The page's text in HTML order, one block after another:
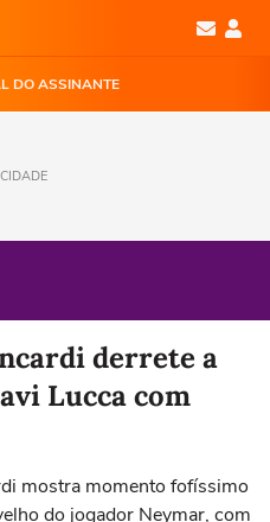
DO ASSINANTE
derrete a
Lucca com
mostra momento fofíssimo
do jogador Neymar, com